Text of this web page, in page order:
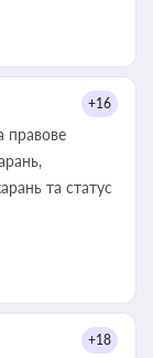
+16
правове
та статус
+18